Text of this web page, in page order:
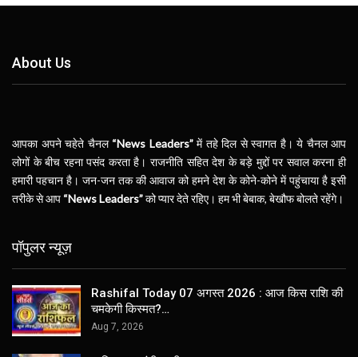
About Us
आपका अपने चहेते चैनल “News Leaders”में तहे दिल से स्वागत है। ये चैनल आप
लोगों के बीच रहना पसंद करता है। राजनीति सहित देश के बड़े मुद्दों पर सवाल करना ही
हमारी पहचान है। जन-जन तक की आवाज को हमने देश के कोने-कोने में पहुंचाया है इसी
तरीके से आप “News Leaders”को प्यार देते रहिए। हम भी बेबाक, बेखौफ बोलते रहेंगे।
पॉपुलर न्यूज़
Rashifal Today 07 अगस्त 2026 : आज किस राशि की
चमकेगी किस्मत?…
Aug 7, 2026